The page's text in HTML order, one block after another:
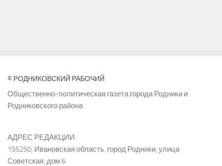
© РОДНИКОВСКИЙ РАБОЧИЙ
Общественно-политическая газета города Родники и
Родниковского района
АДРЕС РЕДАКЦИИ:
155250, Ивановская область, город Родники, улица
Советская, дом 6